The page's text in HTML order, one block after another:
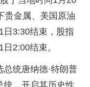
贵金属、美国原油
日3:30结束，股指
2:00结束。
统唐纳德·特朗普
统，开启其历史性